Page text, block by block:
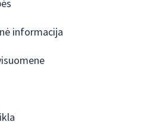
informacija